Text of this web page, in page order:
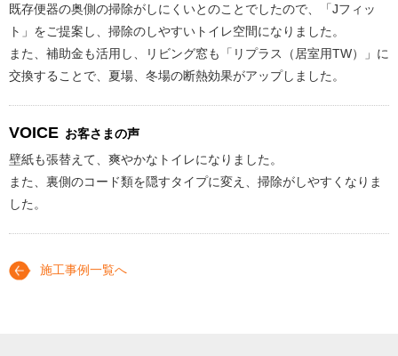
既存便器の奥側の掃除がしにくいとのことでしたので、「Jフィッ
ト」をご提案し、掃除のしやすいトイレ空間になりました。
また、補助金も活用し、リビング窓も「リプラス（居室用TW）」に
交換することで、夏場、冬場の断熱効果がアップしました。
VOICE お客さまの声
壁紙も張替えて、爽やかなトイレになりました。
また、裏側のコード類を隠すタイプに変え、掃除がしやすくなりま
した。
施工事例一覧へ